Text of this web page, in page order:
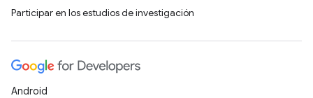
Participar en los estudios de investigación
Android